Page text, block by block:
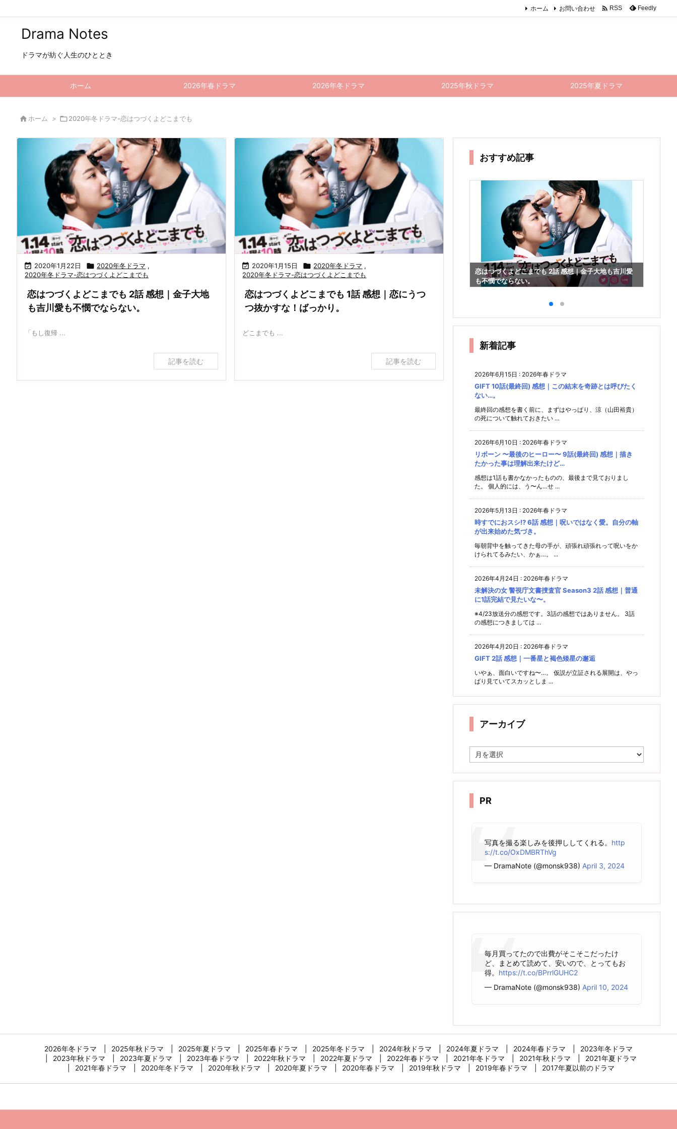
Drama Notes
ドラマが紡ぐ人生のひととき
ホーム 2026年春ドラマ 2026年冬ドラマ 2025年秋ドラマ 2025年夏ドラマ
ホーム お問い合わせ  RSS Feedly
 ホーム > 2020年冬ドラマ-恋はつづくよどこまでも
 2020年1月22日  2020年冬ドラマ ,
2020年冬ドラマ-恋はつづくよどこまでも
恋はつづくよどこまでも 2話 感想｜金子大地
も吉川愛も不憫でならない。
「もし復帰 ...
記事を読む
 2020年1月15日  2020年冬ドラマ ,
2020年冬ドラマ-恋はつづくよどこまでも
恋はつづくよどこまでも 1話 感想｜恋にうつ
つ抜かすな！ばっかり。
どこまでも ...
記事を読む
おすすめ記事
恋はつづくよどこまでも 2話 感想｜金子大地も吉川愛
も不憫でならない。
恋はつづくよどこまでも 1話 感想｜恋にうつつ抜かす
な！ばっかり。
恋はつづくよどこまでも 2話 感想｜金子大地も吉川愛
も不憫でならない。
新着記事
2026年6月15日 : 2026年春ドラマ
GIFT 10話(最終回) 感想｜この結末を奇跡とは呼びたく
ない…。
最終回の感想を書く前に、まずはやっぱり、涼（山田裕貴）
の死について触れておきたい ...
2026年6月10日 : 2026年春ドラマ
リボーン 〜最後のヒーロー〜 9話(最終回) 感想｜描き
たかった事は理解出来たけど…
感想は1話も書かなかったものの、最後まで見ておりまし
た。 個人的には、う〜ん…せ ...
2026年5月13日 : 2026年春ドラマ
時すでにおスシ!? 6話 感想｜呪いではなく愛。自分の軸
が出来始めた気づき。
毎朝背中を触ってきた母の手が、頑張れ頑張れって呪いをか
けられてるみたい、かぁ…。 ...
2026年4月24日 : 2026年春ドラマ
未解決の女 警視庁文書捜査官 Season3 2話 感想｜普通
に1話完結で見たいな〜。
※4/23放送分の感想です。3話の感想ではありません。 3話
の感想につきましては ...
2026年4月20日 : 2026年春ドラマ
GIFT 2話 感想｜一番星と褐色矮星の邂逅
いやぁ、面白いですね〜…。 仮説が立証される展開は、やっ
ぱり見ていてスカッとしま ...
アーカイブ
ー
イ
PR
写真を撮る楽しみを後押ししてくれる。 http
s://t.co/OxDMBRThVg
— DramaNote (@monsk938) April 3, 2024
毎月買ってたので出費がそこそこだったけ
ど、まとめて読めて、安いので、とってもお
得。 https://t.co/BPrrlGUHC2
— DramaNote (@monsk938) April 10, 2024
2026年冬ドラマ 2025年秋ドラマ 2025年夏ドラマ 2025年春ドラマ 2025年冬ドラマ 2024年秋ドラマ 2024年夏ドラマ 2024年春ドラマ
2023年冬ドラマ
2023年秋ドラマ
2023年夏ドラマ 2023年春ドラマ 2022年秋ドラマ 2022年夏ドラマ 2022年春ドラマ 2021年冬ドラマ 2021年秋ドラマ
2021年夏ドラマ
2021年春ドラマ
2020年冬ドラマ 2020年秋ドラマ 2020年夏ドラマ 2020年春ドラマ 2019年秋ドラマ 2019年春ドラマ 2017年夏以前のドラマ